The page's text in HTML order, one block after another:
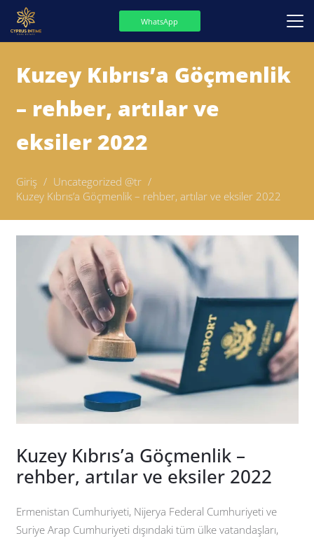
WhatsApp
Kuzey Kıbrıs’a Göçmenlik
– rehber, artılar ve
eksiler 2022
Giriş / Uncategorized @tr /
Kuzey Kıbrıs’a Göçmenlik – rehber, artılar ve eksiler 2022
Kuzey Kıbrıs’a Göçmenlik –
rehber, artılar ve eksiler 2022
Ermenistan Cumhuriyeti, Nijerya Federal Cumhuriyeti ve
Suriye Arap Cumhuriyeti dışındaki tüm ülke vatandaşları,